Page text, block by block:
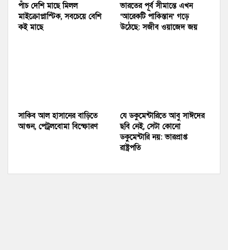
পাঁচ দেশি মাছে মিলল
মাইক্রোপ্লাস্টিক, সবচেয়ে বেশি
কই মাছে
ভারতের পূর্ব সীমান্তে এখন
‘আরেকটি পাকিস্তান’ গড়ে
উঠেছে: সজীব ওয়াজেদ জয়
সাকিব আল হাসানের বাড়িতে
আগুন, পেট্রলবোমা বিস্ফোরণ
যে ডকুমেন্টারিতে আবু সাঈদের
ছবি নেই, সেটা কোনো
ডকুমেন্টারি নয়: ভারপ্রাপ্ত
রাষ্ট্রপতি